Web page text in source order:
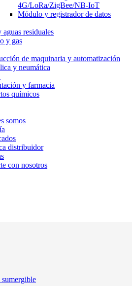
4G/LoRa/ZigBee/NB-IoT
Módulo y registrador de datos
aguas residuales
y gas
de maquinaria y automatización
y neumática
y farmacia
químicos
somos
distribuidor
con nosotros